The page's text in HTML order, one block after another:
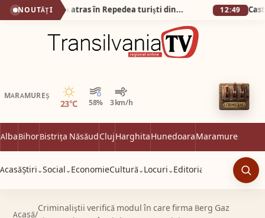
NOUTĂȚI Poiana cu Narcise a atras în Repedea turiști din țară și din străinătate 12:49
MARAMUREȘ
23°C 58% 3 km/h
Senin
AlbaBihorBistrița NăsăudClujHarghitaHunedoaraMaramureș
AcasăȘtiri ⌄Social ⌄ EconomieCultură ⌄ Locuri ⌄ Editorial
Acasă/
Criminaliştii verifică modul în care firma Berg Gaz